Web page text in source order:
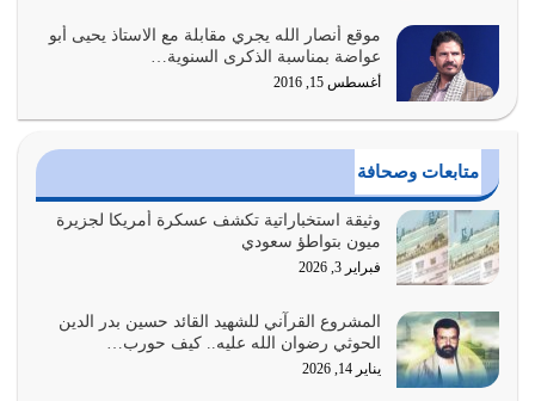
وعد الله تعالى من يُقتل في سبيله بالحياة الأبدية والرزق
والاستبشار والنجاة والخلود في…
يوليو 29, 2026
القرآن الكريم هو أهم مصدر لمعرفة رسول الله معرفة سيرته
معرفة شخصيته معرفة عظمته
يوليو 28, 2026
هل نحن من الصالحين؟ قيِّم نفسك هنا اترك القرآن على أصله
وأعرض نفسك، وأعرض ما لديك على…
يوليو 27, 2026
عندما يكون عدوك هو عدو الله معناه أن تكون نقاط الضعف
فيه كثيرة وسينصرك الله عليه إذا…
موقع أنصار الله يجري مقابلة مع الاستاذ يحيى أبو
عواضة بمناسبة الذكرى السنوية…
أغسطس 15, 2016
متابعات وصحافة
وثيقة استخباراتية تكشف عسكرة أمريكا لجزيرة
ميون بتواطؤ سعودي
فبراير 3, 2026
المشروع القرآني للشهيد القائد حسين بدر الدين
الحوثي رضوان الله عليه.. كيف حورب…
يناير 14, 2026